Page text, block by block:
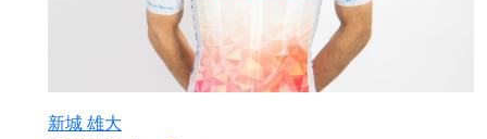
新城 雄大